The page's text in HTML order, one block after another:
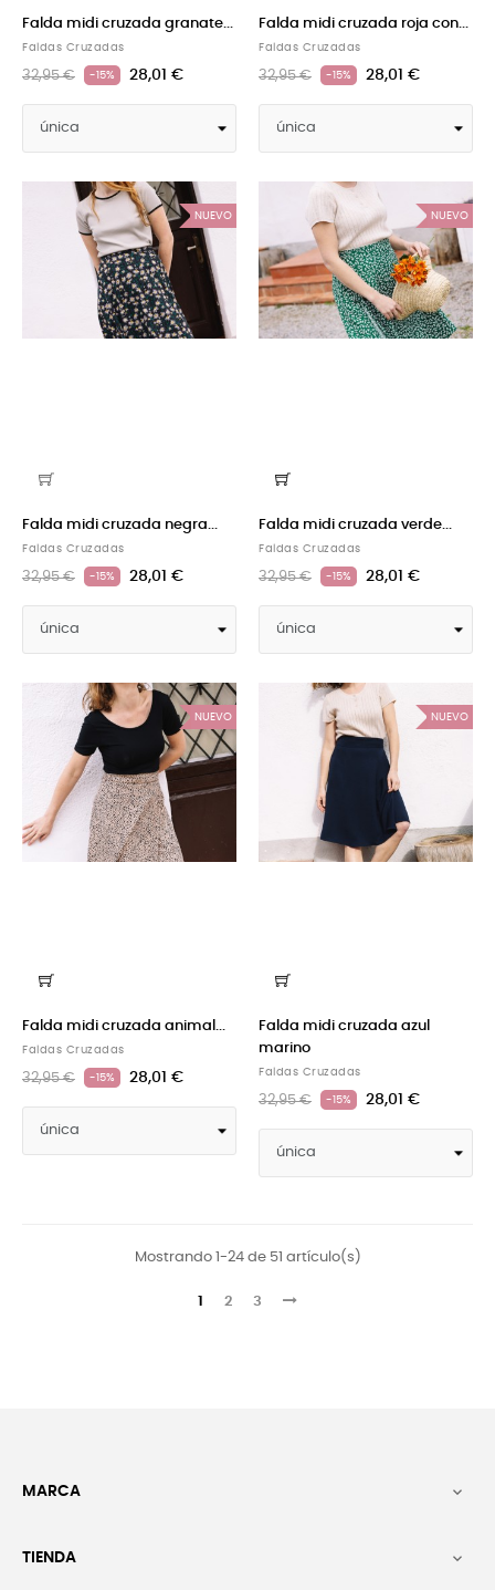
Falda midi cruzada granate...
Faldas Cruzadas
32,95 € -15% 28,01 €
Falda midi cruzada roja con...
Faldas Cruzadas
32,95 € -15% 28,01 €
NUEVO
Falda midi cruzada negra...
Faldas Cruzadas
32,95 € -15% 28,01 €
NUEVO
Falda midi cruzada verde...
Faldas Cruzadas
32,95 € -15% 28,01 €
NUEVO
Falda midi cruzada animal...
Faldas Cruzadas
32,95 € -15% 28,01 €
NUEVO
Falda midi cruzada azul
marino
Faldas Cruzadas
32,95 € -15% 28,01 €
Mostrando 1-24 de 51 artículo(s)
1 2 3
MARCA 
TIENDA 